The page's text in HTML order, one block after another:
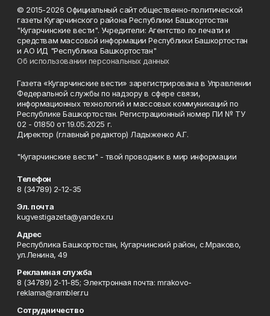
© 2015-2026 Официальный сайт общественно-политической
газеты Кугарчинского района Республики Башкортостан
"Кугарчинские вести". Учредители: Агентство по печати и
средствам массовой информации Республики Башкортостан
и АО ИД "Республика Башкортостан"
Об использовании персональных данных
Газета «Кугарчинские вести» зарегистрирована в Управлении
Федеральной службы по надзору в сфере связи,
информационных технологий и массовых коммуникаций по
Республике Башкортостан. Регистрационный номер ПИ № ТУ
02 - 01850 от 19.05.2025 г.
Директор (главный редактор) Ладыженко А.Г.
"Кугарчинские вести" - твой проводник в мир информации
Телефон
8 (34789) 2-12-35
Эл. почта
kugvestigazeta@yandex.ru
Адрес
Республика Башкортостан, Кугарчинский район, с.Мраково,
ул.Ленина, 49
Рекламная служба
8 (34789) 2-11-85; Электронная почта: mrakovo-
reklama@rambler.ru
Сотрудничество